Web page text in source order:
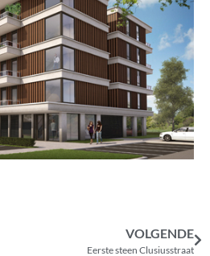
VOLGENDE
Eerste steen Clusiusstraat